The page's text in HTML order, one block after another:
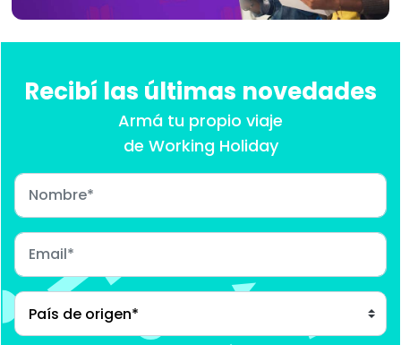
Recibí las últimas novedades
Armá tu propio viaje
de Working Holiday